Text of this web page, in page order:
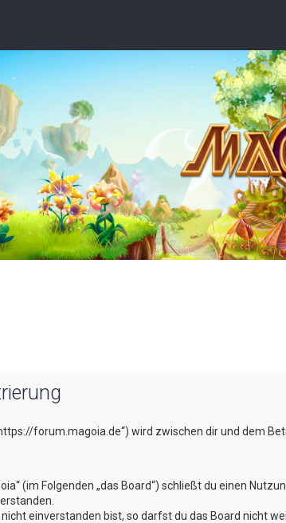
forum.magoia.de“) wird zwischen dir und dem
(im Folgenden „das Board“) schließt du einen
einverstanden bist, so darfst du das Board nicht